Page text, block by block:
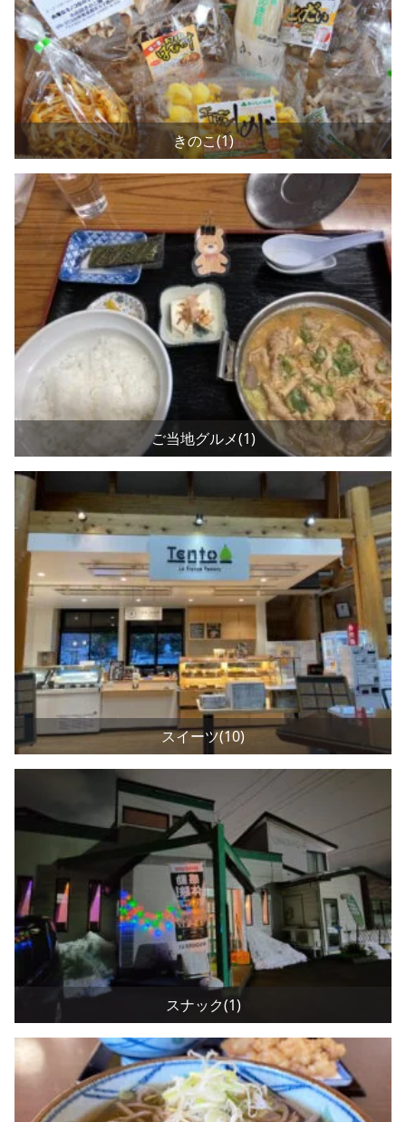
きのこ(1)
ご当地グルメ(1)
スイーツ(10)
スナック(1)